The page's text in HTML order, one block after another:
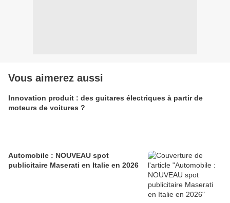
Vous aimerez aussi
Innovation produit : des guitares électriques à partir de
moteurs de voitures ?
Automobile : NOUVEAU spot
publicitaire Maserati en Italie en 2026